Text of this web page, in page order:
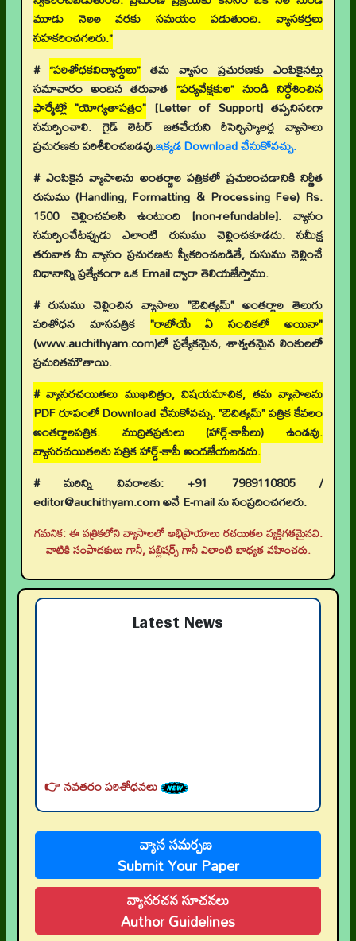
మూడు నెలల వరకు సమయం పడుతుంది. వ్యాసకర్తలు
సహకరించగలరు.”
# “పరిశోధకవిద్యార్థులు” తమ వ్యాసం ప్రచురణకు ఎంపికైనట్టు
సమాచారం అందిన తరువాత “పర్యవేక్షకుల” నుండి నిర్దేశించిన
ఫార్మేట్లో "యోగ్యతాపత్రం" [Letter of Support]తప్పనిసరిగా
సమర్పించాలి. గైడ్ లెటర్ జతచేయని రీసెర్చిస్కాలర్ల వ్యాసాలు
ప్రచురణకు పరిశీలించబడవు.ఇక్కడ Download చేసుకోవచ్చు.
# ఎంపికైన వ్యాసాలను అంతర్జాల పత్రికలో ప్రచురించడానికి నిర్ణీత
రుసుము (Handling, Formatting & Processing Fee) Rs.
1500 చెల్లించవలసి ఉంటుంది [non-refundable]. వ్యాసం
సమర్పించేటప్పుడు ఎలాంటి రుసుము చెల్లించకూడదు. సమీక్ష
తరువాత మీ వ్యాసం ప్రచురణకు స్వీకరించబడితే, రుసుము చెల్లించే
విధానాన్ని ప్రత్యేకంగా ఒక Email ద్వారా తెలియజేస్తాము.
# రుసుము చెల్లించిన వ్యాసాలు "ఔచిత్యమ్" అంతర్జాల తెలుగు
పరిశోధన మాసపత్రిక "రాబోయే ఏ సంచికలో అయినా"
(www.auchithyam.com)లో ప్రత్యేకమైన, శాశ్వతమైన లింకులలో
ప్రచురితమౌతాయి.
# వ్యాసరచయితలు ముఖచిత్రం, విషయసూచిక, తమ వ్యాసాలను
PDF రూపంలో Download చేసుకోవచ్చు. "ఔచిత్యమ్" పత్రిక కేవలం
అంతర్జాలపత్రిక. ముద్రితప్రతులు (హార్డ్-కాపీలు) ఉండవు.
వ్యాసరచయితలకు పత్రిక హార్డ్-కాపీ అందజేయబడదు.
# మరిన్ని వివరాలకు: +91 7989110805 /
editor@auchithyam.com అనే E-mail ను సంప్రదించగలరు.
గమనిక: ఈ పత్రికలోని వ్యాసాలలో అభిప్రాయాలు రచయితల వ్యక్తిగతమైనవి.
వాటికి సంపాదకులు గానీ, పబ్లిషర్స్ గానీ ఎలాంటి బాధ్యత వహించరు.
Latest News
👉 Call for Papers
👉 Author Guidelines
👉 Submit Abstract
👉 Peer-Review Statement
వ్యాస సమర్పణ
Submit Your Paper
వ్యాసరచన సూచనలు
Author Guidelines